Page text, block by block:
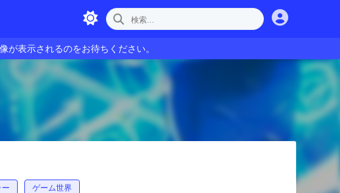
表示されるのをお待ちください。
ー ゲーム世界